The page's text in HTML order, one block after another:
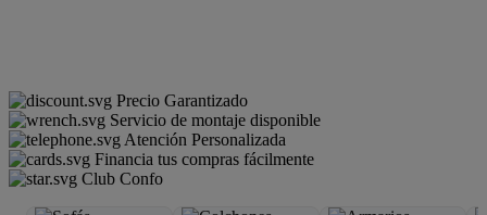
Precio Garantizado
Servicio de montaje disponible
Atención Personalizada
Financia tus compras fácilmente
Club Confo